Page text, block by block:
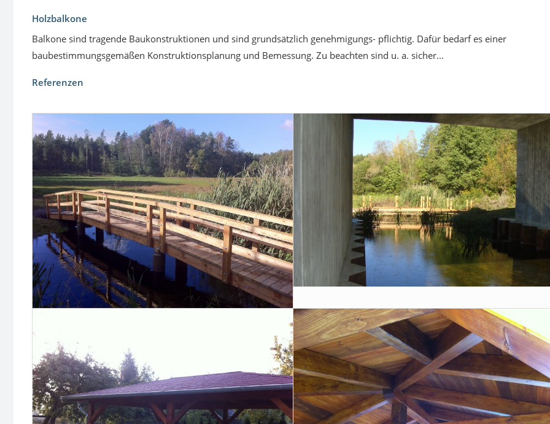
Holzbalkone
Balkone sind tragende Baukonstruktionen und sind grundsätzlich genehmigungs- pflichtig. Dafür bedarf es einer
baubestimmungsgemäßen Konstruktionsplanung und Bemessung. Zu beachten sind u. a. sicher...
Referenzen